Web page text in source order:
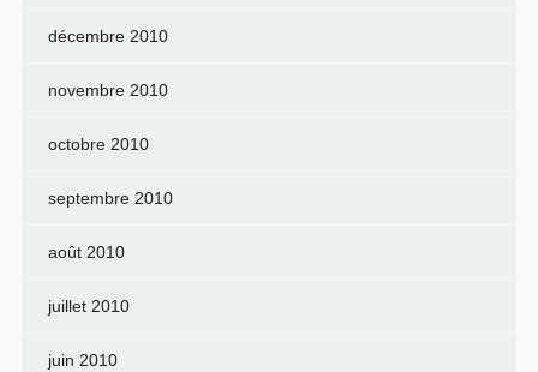
décembre 2010
novembre 2010
octobre 2010
septembre 2010
août 2010
juillet 2010
juin 2010